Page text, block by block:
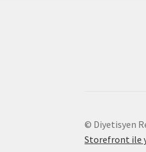
© Diyetisyen
Storefront ile